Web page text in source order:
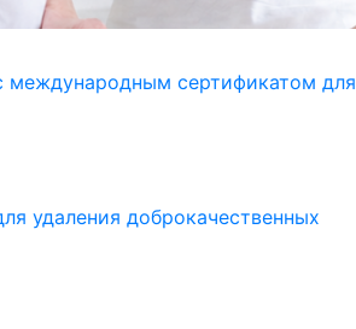
международным сертификатом для
удаления доброкачественных